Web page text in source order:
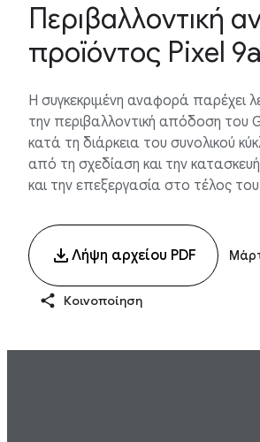
Περιβαλλοντική
προϊόντος Pixel 9a
Η συγκεκριμένη αναφορά παρέχει
την περιβαλλοντική απόδοση του
κατά τη διάρκεια του συνολικού
από τη σχεδίαση και την
και την επεξεργασία στο τέλος
Λήψη αρχείου PDF
Κοινοποίηση